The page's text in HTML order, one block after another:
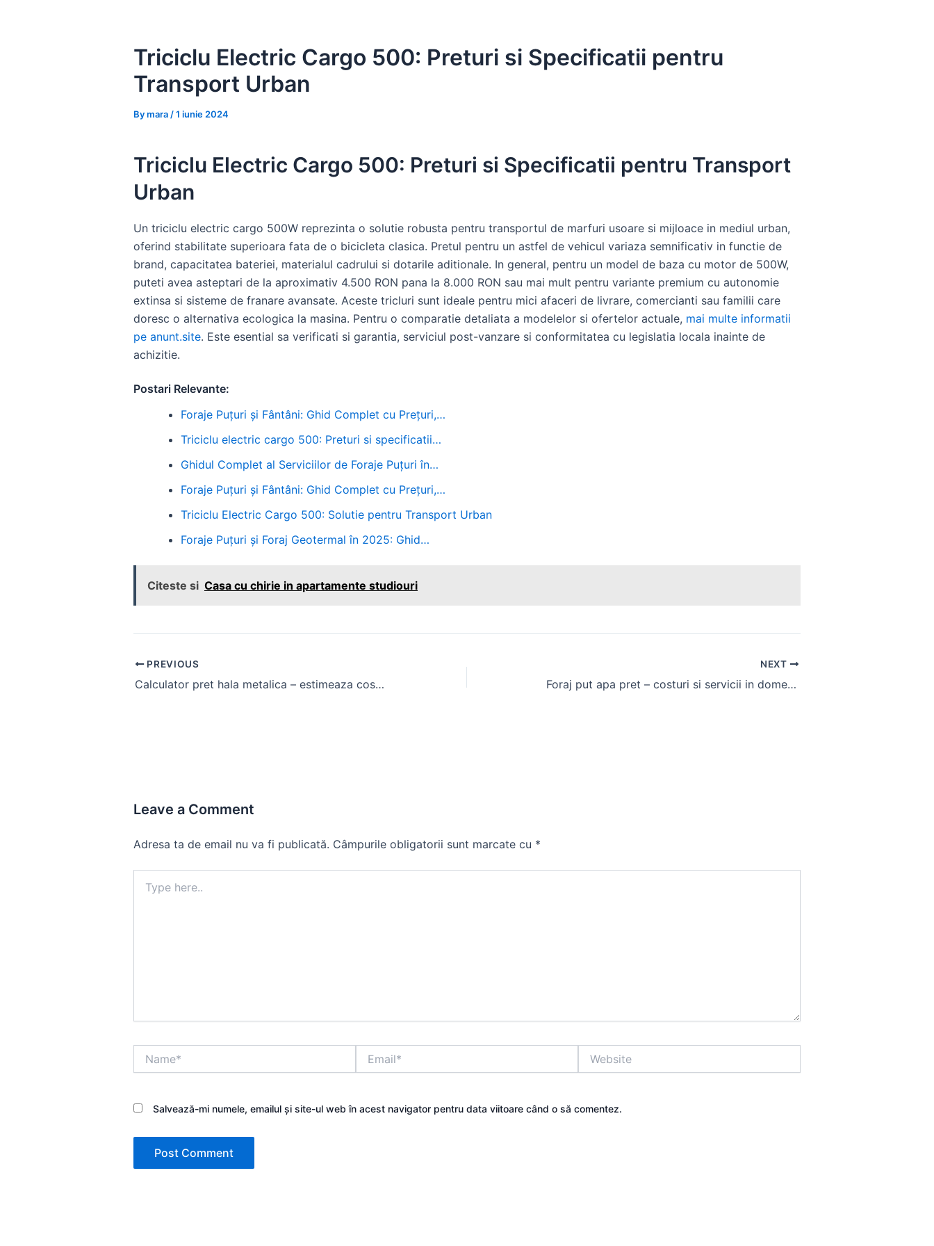
Triciclu Electric Cargo 500: Preturi si Specificatii pentru
Transport Urban
Bymara /1 iunie 2024
Triciclu Electric Cargo 500: Preturi si Specificatii pentru Transport
Urban
Un triciclu electric cargo 500W reprezinta o solutie robusta pentru transportul de marfuri usoare si mijloace in mediul urban,
oferind stabilitate superioara fata de o bicicleta clasica. Pretul pentru un astfel de vehicul variaza semnificativ in functie de
brand, capacitatea bateriei, materialul cadrului si dotarile aditionale. In general, pentru un model de baza cu motor de 500W,
puteti avea asteptari de la aproximativ 4.500 RON pana la 8.000 RON sau mai mult pentru variante premium cu autonomie
extinsa si sisteme de franare avansate. Aceste tricluri sunt ideale pentru mici afaceri de livrare, comercianti sau familii care
doresc o alternativa ecologica la masina. Pentru o comparatie detaliata a modelelor si ofertelor actuale, mai multe informatii
pe anunt.site. Este esential sa verificati si garantia, serviciul post-vanzare si conformitatea cu legislatia locala inainte de
achizitie.
Postari Relevante:
Foraje Puțuri și Fântâni: Ghid Complet cu Prețuri,…
Triciclu electric cargo 500: Preturi si specificatii…
Ghidul Complet al Serviciilor de Foraje Puțuri în…
Foraje Puțuri și Fântâni: Ghid Complet cu Prețuri,…
Triciclu Electric Cargo 500: Solutie pentru Transport Urban
Foraje Puțuri și Foraj Geotermal în 2025: Ghid…
Citeste si Casa cu chirie in apartamente studiouri
Post
navigation
PREVIOUS
Calculator pret hala metalica – estimeaza costul rapid
NEXT
Foraj put apa pret – costuri si servicii in domeniul forajelor
Leave a Comment
Adresa ta de email nu va fi publicată. Câmpurile obligatorii sunt marcate cu *
here..
Salvează-mi numele, emailul și site-ul web în acest navigator pentru data viitoare când o să comentez.